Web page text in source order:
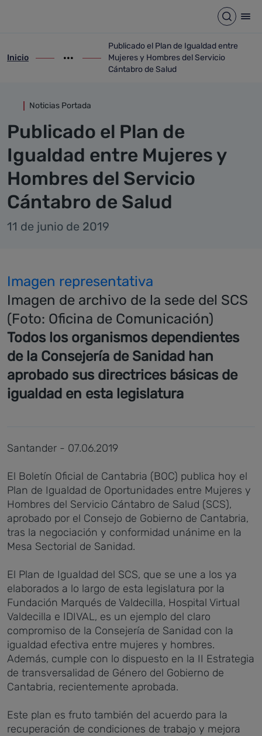
Abrir
ir-a inicio
Inicio
Mostrar opciones del camino de migas
ir-a Publicado el Plan de Igualdad
Publicado el Plan de Igualdad entre
Mujeres y Hombres del Servicio
Cántabro de Salud
Noticias Portada
Publicado el Plan de
Igualdad entre Mujeres y
Hombres del Servicio
Cántabro de Salud
11 de junio de 2019
Imagen representativa
Imagen de archivo de la sede del SCS
(Foto: Oficina de Comunicación)
Todos los organismos dependientes
de la Consejería de Sanidad han
aprobado sus directrices básicas de
igualdad en esta legislatura
Santander - 07.06.2019
El Boletín Oficial de Cantabria (BOC) publica hoy el
Plan de Igualdad de Oportunidades entre Mujeres y
Hombres del Servicio Cántabro de Salud (SCS),
aprobado por el Consejo de Gobierno de Cantabria,
tras la negociación y conformidad unánime en la
Mesa Sectorial de Sanidad.
El Plan de Igualdad del SCS, que se une a los ya
elaborados a lo largo de esta legislatura por la
Fundación Marqués de Valdecilla, Hospital Virtual
Valdecilla e IDIVAL, es un ejemplo del claro
compromiso de la Consejería de Sanidad con la
igualdad efectiva entre mujeres y hombres.
Además, cumple con lo dispuesto en la II Estrategia
de transversalidad de Género del Gobierno de
Cantabria, recientemente aprobada.
Este plan es fruto también del acuerdo para la
recuperación de condiciones de trabajo y mejora